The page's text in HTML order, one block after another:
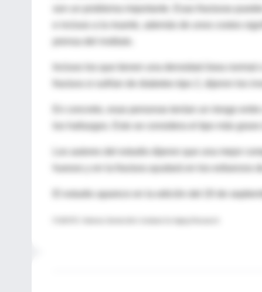
son un problema importante. Esas fracturas
e incluso a la muerte, además de unos costos
Incluso los que tienen una densidad ósea
fractura si sufrían de diabetes tipo 2, dijeron los
En concreto, esas personas tenían un riesgo
los hallazgos. Esto se considera el tipo más
El estudio aparece en la edición del 20 de